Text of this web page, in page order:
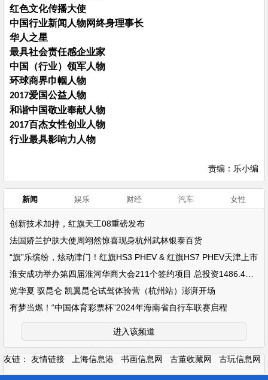
红色文化传播大使
中国行业新闻人物网终身理事长
华人之星
最具社会责任感企业家
中国（行业）领军人物
环球商界巾帼人物
2017爱国公益人物
和谐中国敬业奉献人物
2017百杰女性创业人物
行业最具影响力人物
责编：乐小编
新闻 娱乐 财经 汽车 女性
创新技术加持，红旗天工08重磅发布
法国娇兰护肤大使周翊然惊喜现身杭州武林银泰百货
“旗”乐缤纷，炫动津门！红旗HS3 PHEV & 红旗HS7 PHEV天津上市
览华夏 驭昆仑 凯翼昆仑试驾体验营（杭州站）澎湃开场
有梦当燃！“中国体育彩票杯”2024年海南省自行车联赛启程
进入该频道
友链： 友情链接 上海信息港 书画信息网 古董收藏网 古玩信息网